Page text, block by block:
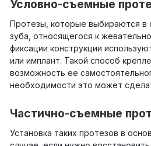
Условно-съемные
Протезы, которые выбираются в
зуба, относящегося к
фиксации конструкции
или имплант. Такой способ
возможность ее
необходимости это может
Частично-съемные
Установка таких протезов в